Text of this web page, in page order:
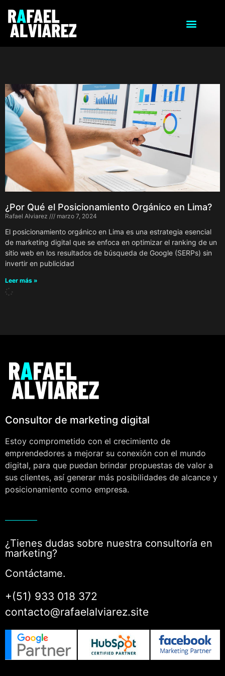
¿Por Qué el Posicionamiento Orgánico en Lima?
Rafael Alviarez marzo 7, 2024
El posicionamiento orgánico en Lima es una estrategia esencial
de marketing digital que se enfoca en optimizar el ranking de un
sitio web en los resultados de búsqueda de Google (SERPs) sin
invertir en publicidad
Leer más »
Consultor de marketing digital
Estoy comprometido con el crecimiento de
emprendedores a mejorar su conexión con el mundo
digital, para que puedan brindar propuestas de valor a
sus clientes, así generar más posibilidades de alcance y
posicionamiento como empresa.
¿Tienes dudas sobre nuestra consultoría en
marketing?
Contáctame.
+(51) 933 018 372
contacto@rafaelalviarez.site